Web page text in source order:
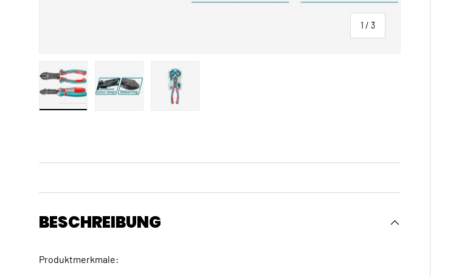
1 /von
3
BESCHREIBUNG
Produktmerkmale: